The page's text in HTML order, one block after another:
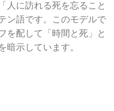
人に訪れる死を忘ること
ン語です。このモデルで
を配して「時間と死」と
暗示しています。